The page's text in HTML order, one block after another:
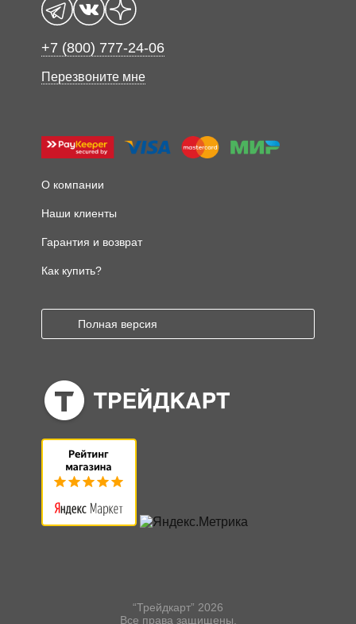
+7 (800) 777-24-06
Перезвоните мне
О компании
Наши клиенты
Гарантия и возврат
Как купить?
Полная версия
“Трейдкарт” 2026
Все права защищены.